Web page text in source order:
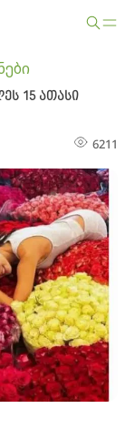
15 ათასი
6211